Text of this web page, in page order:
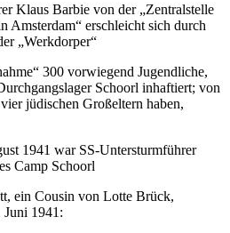
Klaus Barbie von der „Zentralstelle
Amsterdam“ erschleicht sich durch
„Werkdorper“
300 vorwiegend Jugendliche,
Schoorl inhaftiert; von
jüdischen Großeltern haben,
1941 war SS-Untersturmführer
Camp Schoorl
ein Cousin von Lotte Brück,
Juni 1941: